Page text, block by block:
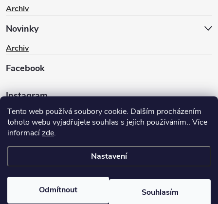
Tento web používá soubory cookie. Dalším procházením
tohoto webu vyjadřujete souhlas s jejich používáním.. Více
informacízde.
Nastavení
Odmítnout Souhlasím
Archiv
Novinky
Archiv
Facebook
Instagram
nastavení cookies